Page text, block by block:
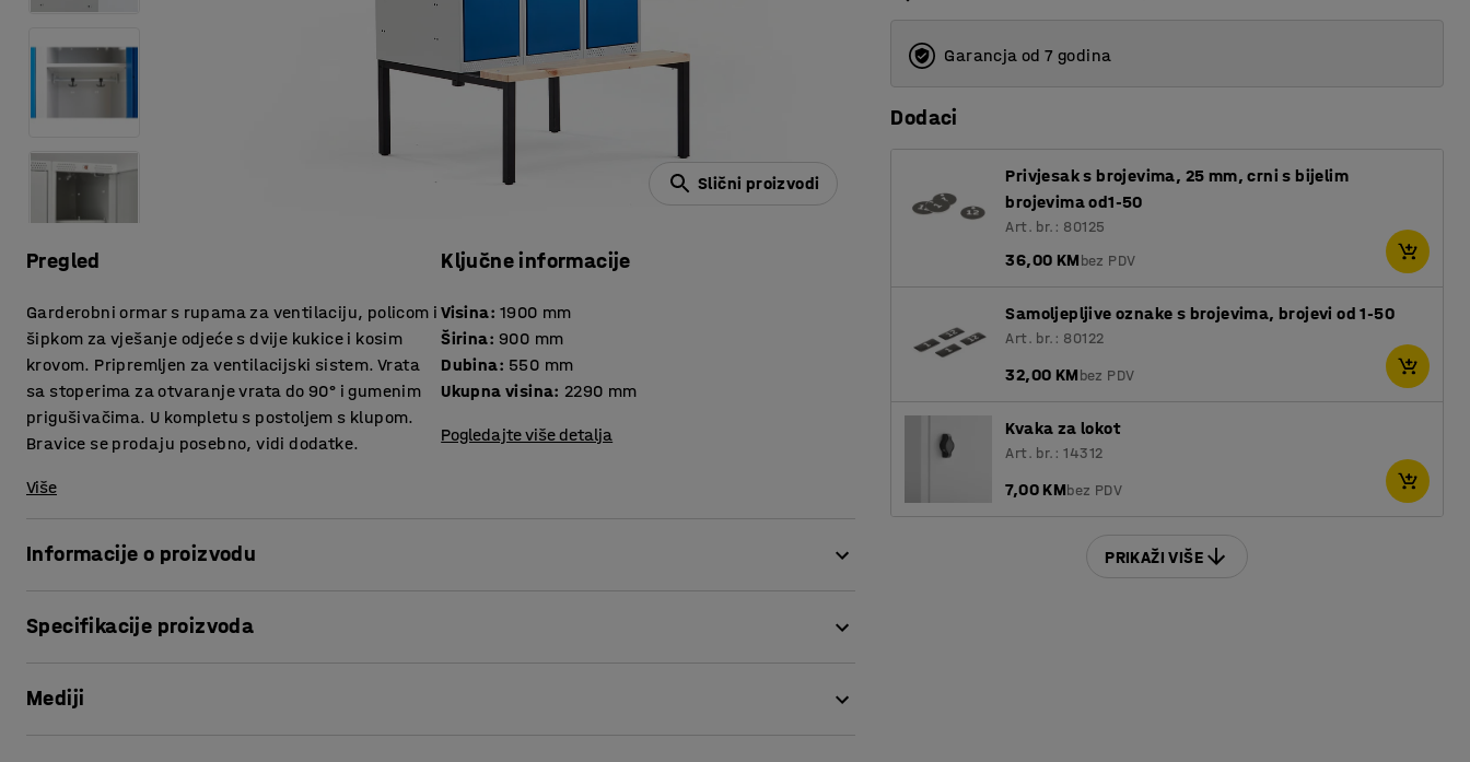
Slični proizvodi
Pregled
Garderobni ormar s rupama za ventilaciju, policom i
šipkom za vješanje odjeće s dvije kukice i kosim
krovom. Pripremljen za ventilacijski sistem. Vrata
sa stoperima za otvaranje vrata do 90° i gumenim
prigušivačima. U kompletu s postoljem s klupom.
Bravice se prodaju posebno, vidi dodatke.
Više
Ključne informacije
Visina: 1900 mm
Širina: 900 mm
Dubina: 550 mm
Ukupna visina: 2290 mm
Pogledajte više detalja
Informacije o proizvodu
konstrukcije obojani praškastom tehnikom.
gumenu zaštitu za lako i tiho zatvaranje.
Specifikacije proizvoda
Širina:
Mediji
Garancja od 7 godina
Dodaci
Privjesak s brojevima, 25 mm, crni s bijelim
brojevima od1-50
Art. br.: 80125
36,00 KMbez PDV
Samoljepljive oznake s brojevima, brojevi od 1-50
Art. br.: 80122
32,00 KMbez PDV
Kvaka za lokot
Art. br.: 14312
7,00 KMbez PDV
PRIKAŽI VIŠE